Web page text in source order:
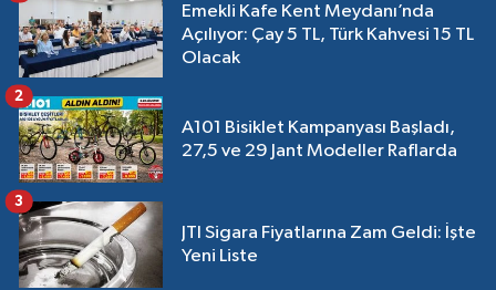
Emekli Kafe Kent Meydanı’nda
Açılıyor: Çay 5 TL, Türk Kahvesi 15 TL
Olacak
A101 Bisiklet Kampanyası Başladı,
27,5 ve 29 Jant Modeller Raflarda
2
JTI Sigara Fiyatlarına Zam Geldi: İşte
Yeni Liste
3